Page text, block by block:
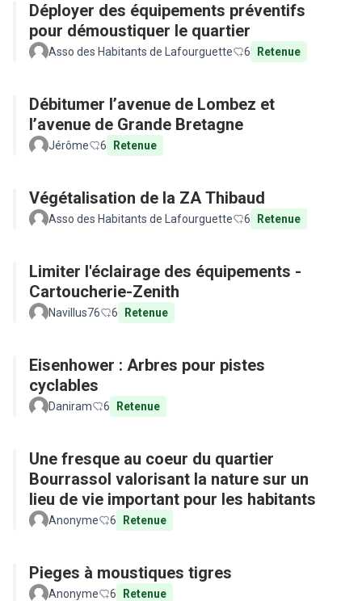
Déployer des équipements préventifs
pour démoustiquer le quartier
Asso des Habitants de Lafourguette 6 Retenue
Débitumer l’avenue de Lombez et
l’avenue de Grande Bretagne
Jérôme 6 Retenue
Végétalisation de la ZA Thibaud
Asso des Habitants de Lafourguette 6 Retenue
Limiter l'éclairage des équipements -
Cartoucherie-Zenith
Navillus76 6 Retenue
Eisenhower : Arbres pour pistes
cyclables
Daniram 6 Retenue
Une fresque au coeur du quartier
Bourrassol valorisant la nature sur un
lieu de vie important pour les habitants
Anonyme 6 Retenue
Pieges à moustiques tigres
Anonyme 6 Retenue